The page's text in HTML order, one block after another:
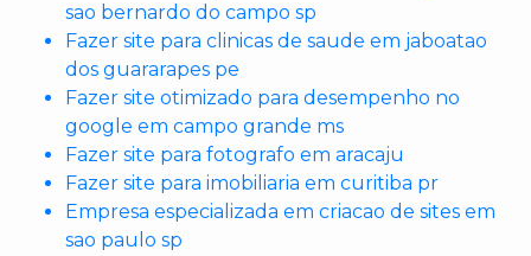
sao bernardo do campo sp
Fazer site para clinicas de saude em jaboatao
dos guararapes pe
Fazer site otimizado para desempenho no
google em campo grande ms
Fazer site para fotografo em aracaju
Fazer site para imobiliaria em curitiba pr
Empresa especializada em criacao de sites em
sao paulo sp